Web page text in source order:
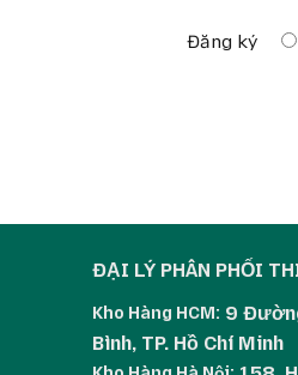
Đăng ký
ĐẠI LÝ PHÂN PHỐI
Kho Hàng HCM: 9
Bình, TP. Hồ Chí Minh